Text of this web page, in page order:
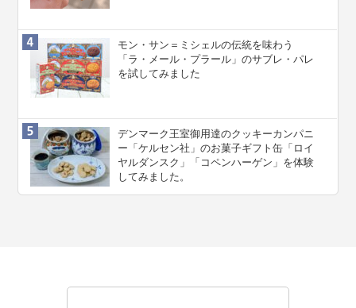
モン・サン＝ミシェルの伝統を味わう
「ラ・メール・プラール」のサブレ・パレ
を試してみました
デンマーク王室御用達のクッキーカンパニ
ー「ケルセン社」のお菓子ギフト缶「ロイ
ヤルダンスク」「コペンハーゲン」を体験
してみました。